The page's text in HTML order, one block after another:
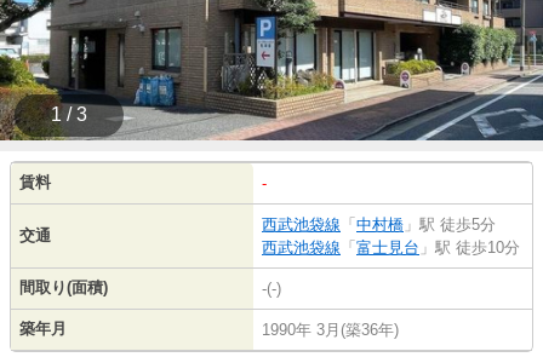
1 / 3
賃料 -
交通
西武池袋線 「 中村橋 」駅 徒歩5分
西武池袋線 「 富士見台 」駅 徒歩10分
間取り(面積) -(-)
築年月 1990年 3月(築36年)